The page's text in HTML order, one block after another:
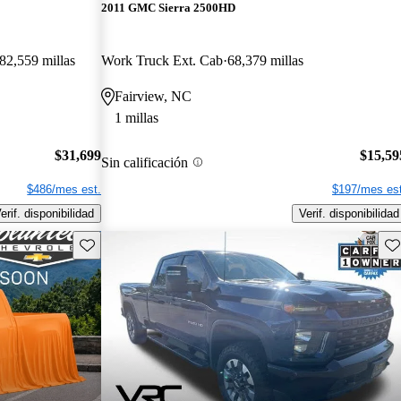
82,559 millas
$31,699
$486/mes est.
disponibilidad
2011 GMC Sierra 2500HD
Work Truck Ext. Cab 68,379 millas
Fairview, NC
1 millas
Sin calificación
$197/mes
Verif. disponibilidad
Guarda este Aviso